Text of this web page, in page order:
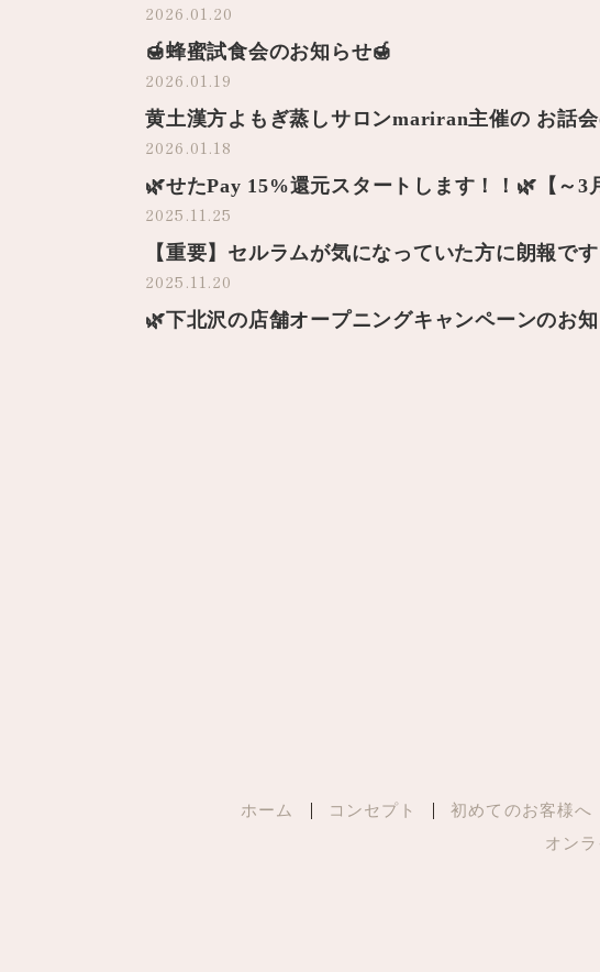
2026.01.20
🍯蜂蜜試食会のお知らせ🍯
2026.01.19
黄土漢方よもぎ蒸しサロンmariran主催の お話会
2026.01.18
🌿せたPay 15%還元スタートします！！🌿【～3
2025.11.25
【重要】セルラムが気になっていた方に朗報です
2025.11.20
🌿下北沢の店舗オープニングキャンペーンのお
ホーム コンセプト 初めてのお客様へ
オン